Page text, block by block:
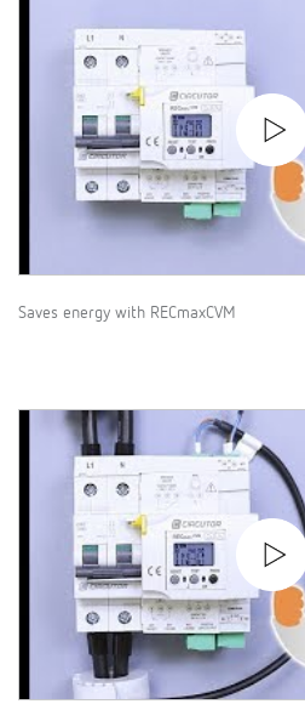
Saves energy with RECmaxCVM